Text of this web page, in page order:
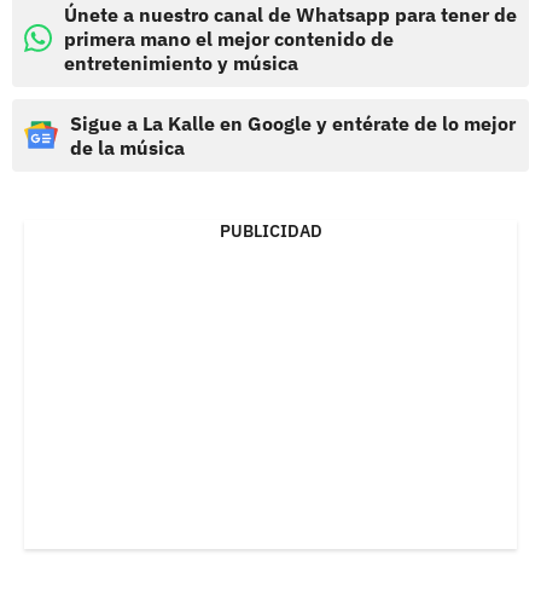
Únete a nuestro canal de Whatsapp para tener de
primera mano el mejor contenido de
entretenimiento y música
Sigue a La Kalle en Google y entérate de lo mejor
de la música
PUBLICIDAD